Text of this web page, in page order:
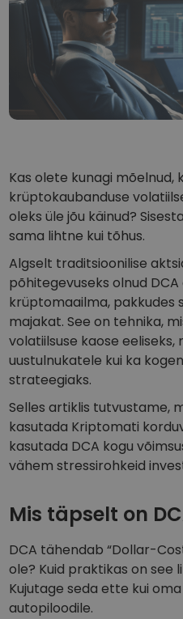
...täna oleks selle väärtus
Intelligentsed portfellid
Nutikas viis krüptosse
Kriptomati rahakott
Turvaline ja lihtne
Investeeringute uuring
Leia oma krüptostrateegia
Teeni krüptoga preemiaid
Varakamber
Säästke krüptot oma
Korduv ost
Regulaarselt planeeritud
Hinnateavitused
Reaalajas
Avasta varasid
Avasta
Portfellianalüüs
Nutikad ülevaated
Kas olete kunagi mõelnud,
krüptokaubanduse
oleks üle jõu käinud?
sama lihtne kui tõhus.
Algselt traditsioonilise
põhitegevuseks olnud
krüptomaailma, pakkudes
majakat. See on tehnika,
volatiilsuse kaose eeliseks,
uustulnukatele kui ka
strateegiaks.
Selles artiklis tutvustame,
kasutada Kriptomati
kasutada DCA kogu
vähem stressirohkeid
Mis täpselt on
DCA tähendab “Dollar-
ole? Kuid praktikas on see
Kujutage seda ette kui
autopiloodile.